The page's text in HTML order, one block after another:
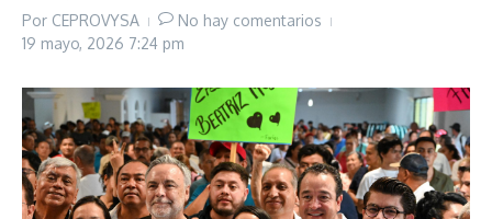
Por CEPROVYSA
No hay comentarios
19 mayo, 2026 7:24 pm